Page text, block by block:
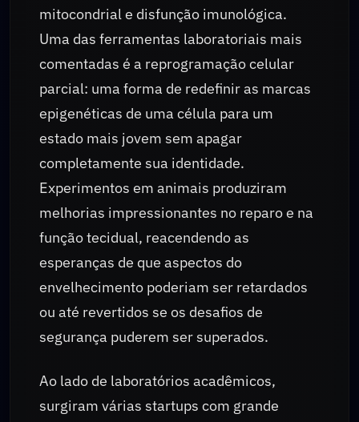
mitocondrial e disfunção imunológica.
Uma das ferramentas laboratoriais mais
comentadas é a reprogramação celular
parcial: uma forma de redefinir as marcas
epigenéticas de uma célula para um
estado mais jovem sem apagar
completamente sua identidade.
Experimentos em animais produziram
melhorias impressionantes no reparo e na
função tecidual, reacendendo as
esperanças de que aspectos do
envelhecimento poderiam ser retardados
ou até revertidos se os desafios de
segurança puderem ser superados.
Ao lado de laboratórios acadêmicos,
surgiram várias startups com grande